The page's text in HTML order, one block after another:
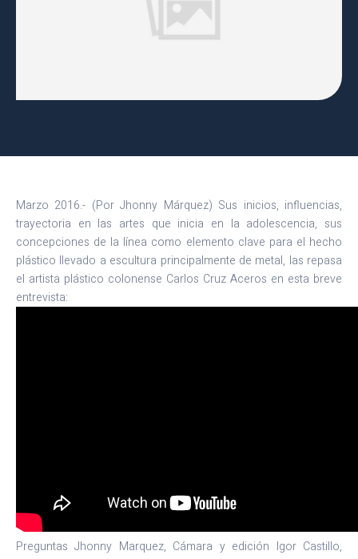
Marzo 2016.- (Por Jhonny Márquez) Sus inicios, influencias,
trayectoria en las artes que inicia en la adolescencia, sus
concepciones de la línea como elemento clave para el hecho
plástico llevado a escultura principalmente de metal, las repasa
el artista plástico colonense Carlos Cruz Aceros en esta breve
entrevista:
Preguntas Jhonny Marquez, Cámara y edición Igor Castillo,